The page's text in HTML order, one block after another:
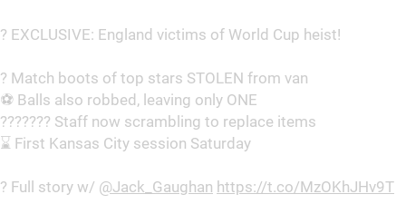
? EXCLUSIVE: England victims of World Cup heist!
? Match boots of top stars STOLEN from van
⚽️ Balls also robbed, leaving only ONE
??????? Staff now scrambling to replace items
⌛️ First Kansas City session Saturday
? Full story w/ @Jack_Gaughan https://t.co/MzOKhJHv9T